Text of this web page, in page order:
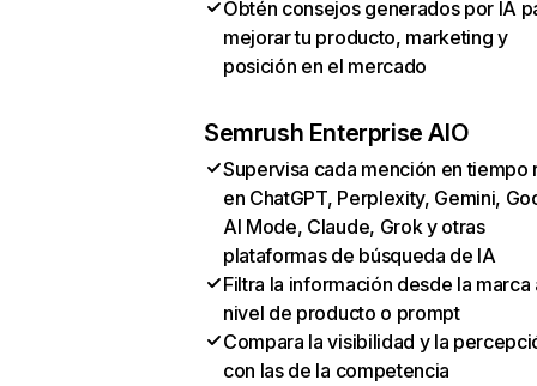
Obtén consejos generados por IA
mejorar tu producto, marketing y
posición en el mercado
Semrush Enterprise AIO
Supervisa cada mención en tiempo
en ChatGPT, Perplexity, Gemini,
AI Mode, Claude, Grok y otras
plataformas de búsqueda de IA
Filtra la información desde la marca
nivel de producto o prompt
Compara la visibilidad y la
con las de la competencia